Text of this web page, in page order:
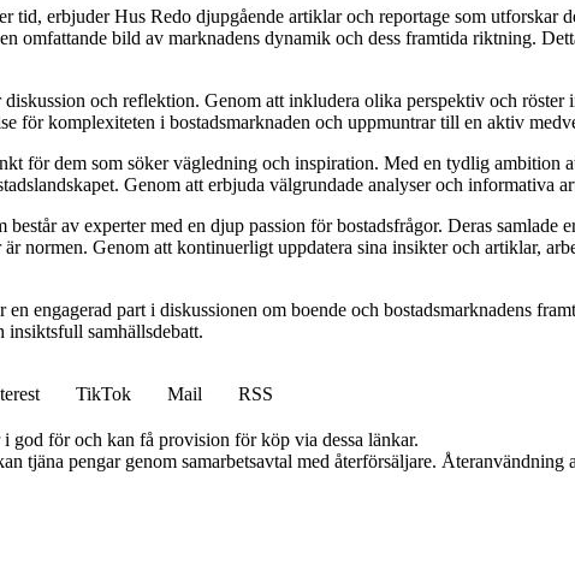
tid, erbjuder Hus Redo djupgående artiklar och reportage som utforskar
omfattande bild av marknadens dynamik och dess framtida riktning.
och reflektion. Genom att inkludera olika perspektiv och röster
för komplexiteten i bostadsmarknaden och uppmuntrar till en aktiv
för dem som söker vägledning och inspiration. Med en tydlig ambition
Genom att erbjuda välgrundade analyser och
av experter med en djup passion för bostadsfrågor. Deras samlade
normen. Genom att kontinuerligt uppdatera sina insikter och artiklar,
engagerad part i diskussionen om boende och bostadsmarknadens
insiktsfull samhällsdebatt.
TikTok Mail
RSS
för och kan få provision för köp via dessa länkar.
tjäna pengar genom samarbetsavtal med återförsäljare.